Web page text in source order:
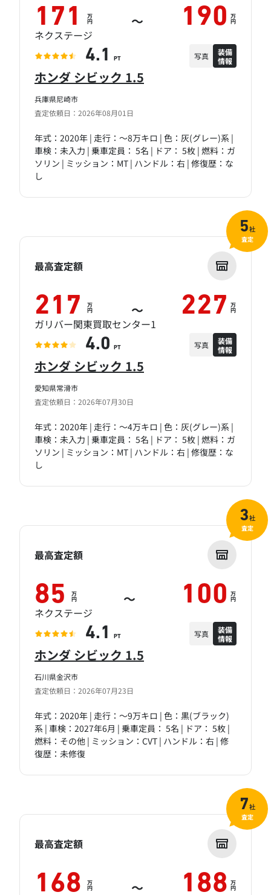
兵庫県尼崎市
査定依頼日：2026年08月01日
ホンダ シビック 1.5
年式：2020年 | 走行：～8万キロ | 色：灰(グレー)系 |
車検：未入力 | 乗車定員： 5名 | ドア： 5枚 | 燃料：ガ
ソリン | ミッション：MT | ハンドル：右 | 修復歴：な
し
171 万
円 ～ 190 万
円
ネクステージ
4.1 PT 写真
装備
情報
愛知県常滑市
査定依頼日：2026年07月30日
ホンダ シビック 1.5
年式：2020年 | 走行：～4万キロ | 色：灰(グレー)系 |
車検：未入力 | 乗車定員： 5名 | ドア： 5枚 | 燃料：ガ
ソリン | ミッション：MT | ハンドル：右 | 修復歴：な
し
最高査定額
217 万
円 ～ 227 万
円
ガリバー関東買取センター1
4.0 PT 写真
装備
情報
5社
査定
石川県金沢市
査定依頼日：2026年07月23日
ホンダ シビック 1.5
年式：2020年 | 走行：～9万キロ | 色：黒(ブラック)
系 | 車検：2027年6月 | 乗車定員： 5名 | ドア： 5枚 |
燃料：その他 | ミッション：CVT | ハンドル：右 | 修
復歴：未修復
最高査定額
85 万
円 ～ 100 万
円
ネクステージ
4.1 PT 写真
装備
情報
3社
査定
最高査定額
168 万
円 ～ 188 万
円
7社
査定